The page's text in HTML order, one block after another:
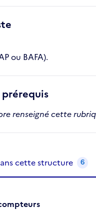
ou BAFA).
renseigné cette
structure
cette structure 6